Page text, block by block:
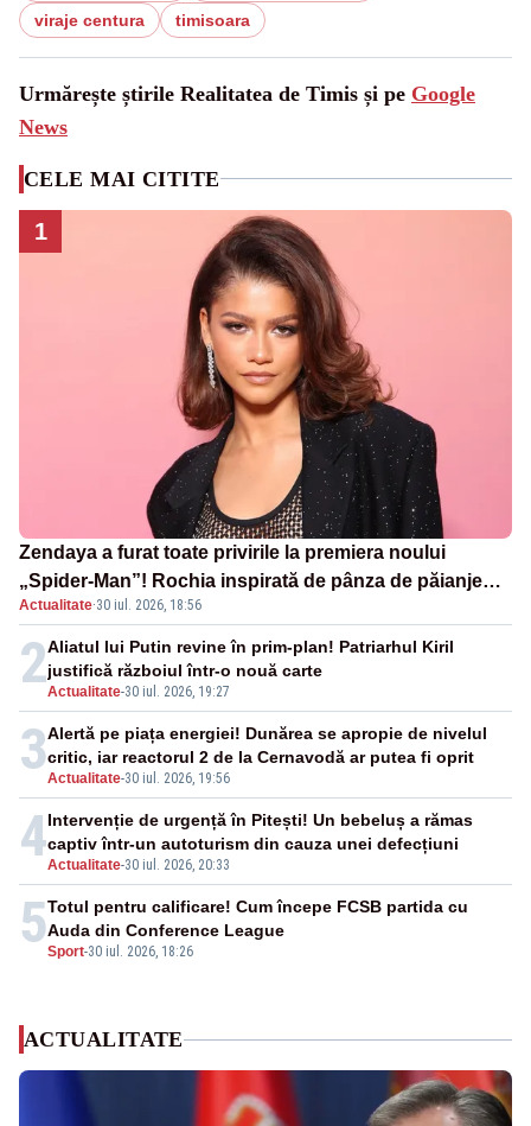
viraje centura
timisoara
Urmărește știrile Realitatea de Timis și pe Google
News
CELE MAI CITITE
1
Zendaya a furat toate privirile la premiera noului
„Spider-Man”! Rochia inspirată de pânza de păianjen a
făcut senzație
Actualitate·30 iul. 2026, 18:56
2Actualitate-30 iul. 2026, 19:27
Aliatul lui Putin revine în prim-plan! Patriarhul Kiril
justifică războiul într-o nouă carte
3Actualitate-30 iul. 2026, 19:56
Alertă pe piața energiei! Dunărea se apropie de nivelul
critic, iar reactorul 2 de la Cernavodă ar putea fi oprit
4Actualitate-30 iul. 2026, 20:33
Intervenție de urgență în Pitești! Un bebeluș a rămas
captiv într-un autoturism din cauza unei defecțiuni
5Sport-30 iul. 2026, 18:26
Totul pentru calificare! Cum începe FCSB partida cu
Auda din Conference League
ACTUALITATE